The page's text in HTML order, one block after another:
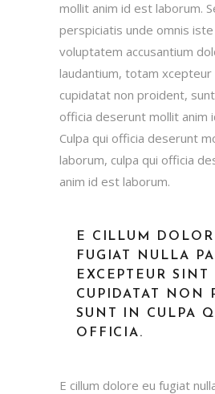
mollit anim id est laborum.
perspiciatis unde omnis
voluptatem accusantium
laudantium, totam xcepteur
cupidatat non proident,
officia deserunt mollit anim
Culpa qui officia deserunt
laborum, culpa qui officia
anim id est laborum.
E CILLUM
FUGIAT NULLA
EXCEPTEUR SINT
CUPIDATAT NON
SUNT IN CULPA
OFFICIA.
E cillum dolore eu fugiat